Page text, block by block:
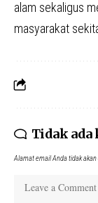
alam sekaligus
masyarakat
Tidak
Alamat email Anda tidak akan